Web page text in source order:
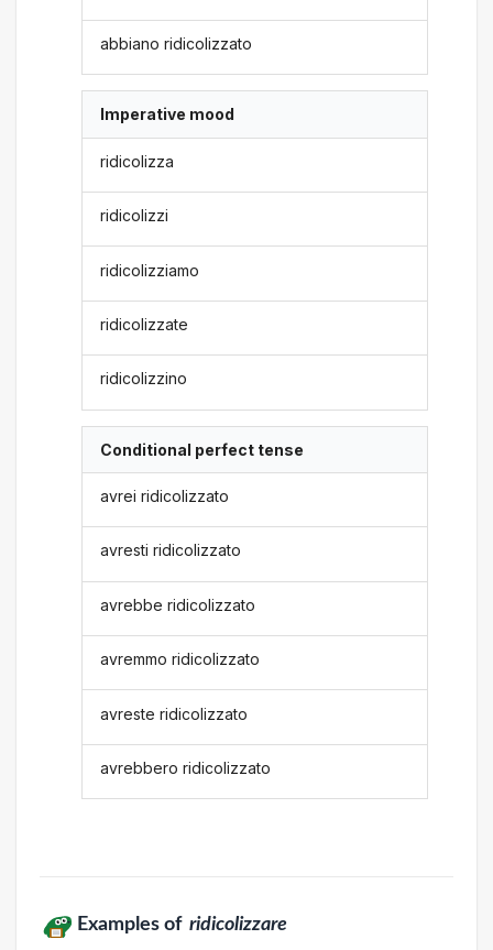
abbiano ridicolizzato
Imperative mood
ridicolizza
ridicolizzi
ridicolizziamo
ridicolizzate
ridicolizzino
Conditional perfect tense
avrei ridicolizzato
avresti ridicolizzato
avrebbe ridicolizzato
avremmo ridicolizzato
avreste ridicolizzato
avrebbero ridicolizzato
Examples of ridicolizzare